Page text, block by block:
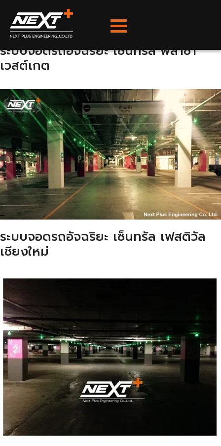
content
หมวดหมู่ผลงาน:
สื่อสาร
ระบบจอดรถอัจฉริยะ เซ็นทรัล พลาซ่า
เวสต์เกต
ระบบจอดรถอัจฉริยะ เซ็นทรัล เฟสติวัล
เชียงใหม่